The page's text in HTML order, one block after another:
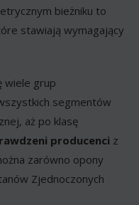
bieżniku to
stawiają wymagający
wiele grup
segmentów
aż po klasę
producenci z
zarówno opony
Zjednoczonych